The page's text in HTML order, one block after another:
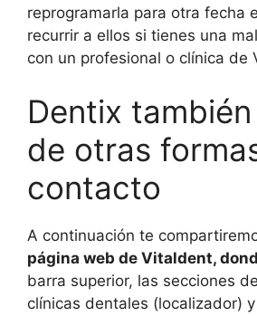
reprogramarla para otra fecha
recurrir a ellos si tienes una
con un profesional o clínica de
Dentix
de otras
contacto
A continuación te
página web de Vitaldent,
barra superior, las secciones
clínicas dentales (localizador)